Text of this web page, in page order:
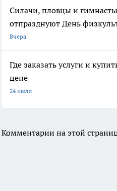
Силачи, пловцы и
отпразднуют День
Вчера
Где заказать услуги и
цене
24 июля
Комментарии на этой